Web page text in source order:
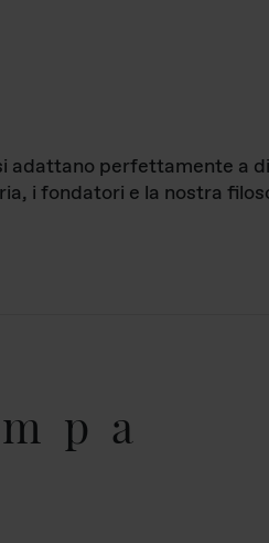
adattano perfettamente a
i fondatori e la nostra